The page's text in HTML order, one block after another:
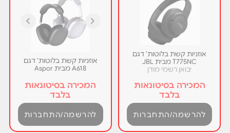
אוזניות קשת בלוטות’ דגם
T775NC מבית JBL
יבואן רשמי מודן
המכירה בסיטונאות
בלבד
להרשמה/התחברות
אוזניות קשת בלוטות’ דגם
A618 מבית Aspor
המכירה בסיטונאות
בלבד
להרשמה/התחברות